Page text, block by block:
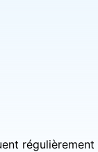
régulièrement